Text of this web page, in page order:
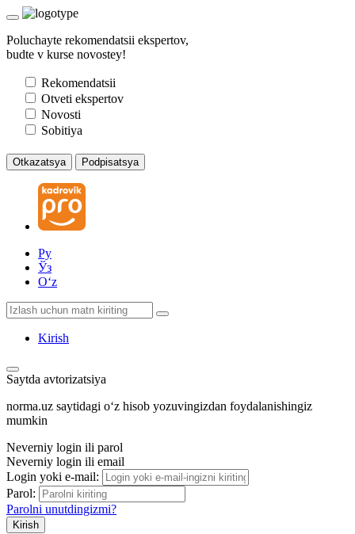
Poluchayte rekomendatsii ekspertov,
budte v kurse novostey!
Rekomendatsii
Otveti ekspertov
Novosti
Sobitiya
Otkazatsya Podpisatsya
Ру
Ўз
Oʻz
Kirish
Saytda avtorizatsiya
norma.uz saytidagi oʻz hisob yozuvingizdan foydalanishingiz
mumkin
Neverniy login ili parol
Neverniy login ili email
Login yoki e-mail:
Parol:
Parolni unutdingizmi?